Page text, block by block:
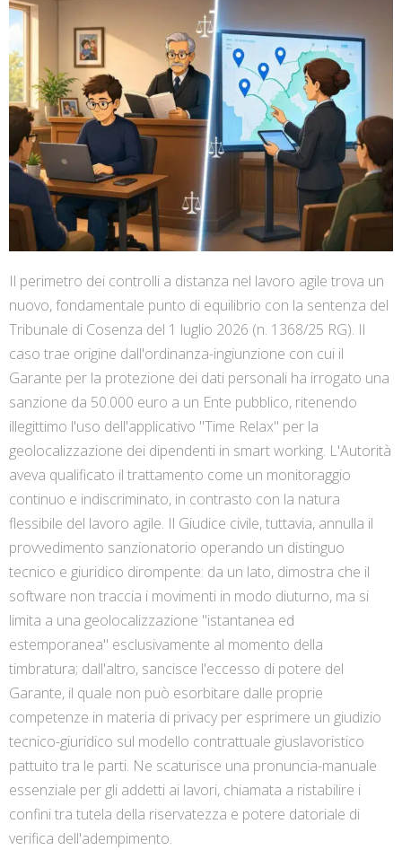
Il perimetro dei controlli a distanza nel lavoro agile trova un
nuovo, fondamentale punto di equilibrio con la sentenza del
Tribunale di Cosenza del 1 luglio 2026 (n. 1368/25 RG). Il
caso trae origine dall'ordinanza-ingiunzione con cui il
Garante per la protezione dei dati personali ha irrogato una
sanzione da 50.000 euro a un Ente pubblico, ritenendo
illegittimo l'uso dell'applicativo "Time Relax" per la
geolocalizzazione dei dipendenti in smart working. L'Autorità
aveva qualificato il trattamento come un monitoraggio
continuo e indiscriminato, in contrasto con la natura
flessibile del lavoro agile. Il Giudice civile, tuttavia, annulla il
provvedimento sanzionatorio operando un distinguo
tecnico e giuridico dirompente: da un lato, dimostra che il
software non traccia i movimenti in modo diuturno, ma si
limita a una geolocalizzazione "istantanea ed
estemporanea" esclusivamente al momento della
timbratura; dall'altro, sancisce l'eccesso di potere del
Garante, il quale non può esorbitare dalle proprie
competenze in materia di privacy per esprimere un giudizio
tecnico-giuridico sul modello contrattuale giuslavoristico
pattuito tra le parti. Ne scaturisce una pronuncia-manuale
essenziale per gli addetti ai lavori, chiamata a ristabilire i
confini tra tutela della riservatezza e potere datoriale di
verifica dell'adempimento.